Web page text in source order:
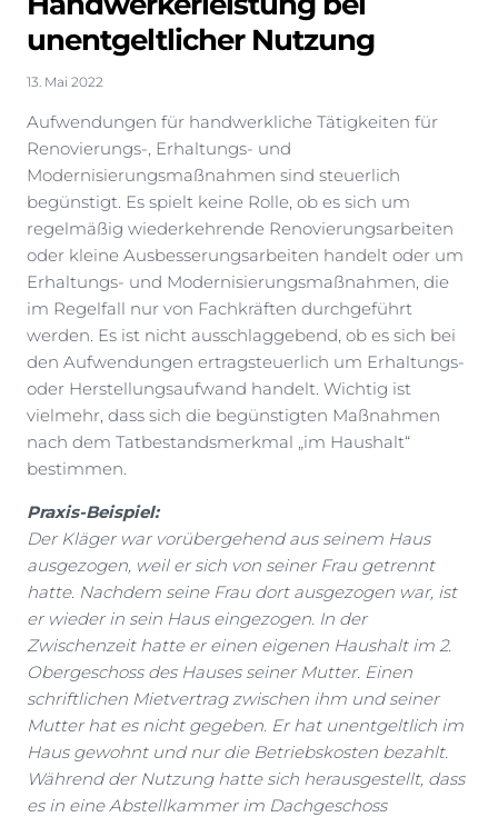
unentgeltlicher Nutzung
13. Mai 2022
Aufwendungen für handwerkliche Tätigkeiten für
Renovierungs-, Erhaltungs- und
Modernisierungsmaßnahmen sind steuerlich
begünstigt. Es spielt keine Rolle, ob es sich um
regelmäßig wiederkehrende Renovierungsarbeiten
oder kleine Ausbesserungsarbeiten handelt oder um
Erhaltungs- und Modernisierungsmaßnahmen, die
im Regelfall nur von Fachkräften durchgeführt
werden. Es ist nicht ausschlaggebend, ob es sich bei
den Aufwendungen ertragsteuerlich um Erhaltungs-
oder Herstellungsaufwand handelt. Wichtig ist
vielmehr, dass sich die begünstigten Maßnahmen
nach dem Tatbestandsmerkmal „im Haushalt“
bestimmen.
Praxis-Beispiel:
Der Kläger war vorübergehend aus seinem Haus
ausgezogen, weil er sich von seiner Frau getrennt
hatte. Nachdem seine Frau dort ausgezogen war, ist
er wieder in sein Haus eingezogen. In der
Zwischenzeit hatte er einen eigenen Haushalt im 2.
Obergeschoss des Hauses seiner Mutter. Einen
schriftlichen Mietvertrag zwischen ihm und seiner
Mutter hat es nicht gegeben. Er hat unentgeltlich im
Haus gewohnt und nur die Betriebskosten bezahlt.
Während der Nutzung hatte sich herausgestellt, dass
es in eine Abstellkammer im Dachgeschoss